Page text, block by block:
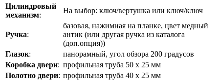
Цилиндровый
механизм:
На выбор: ключ/вертушка или ключ/ключ
Ручка:
базовая, нажимная на планке, цвет медный
антик (или другая ручка из каталога
(доп.опция))
Глазок:
панорамный, угол обзора 200 градусов
Коробка двери: профильная труба 50 х 25 мм
Полотно двери: профильная труба 40 х 25 мм